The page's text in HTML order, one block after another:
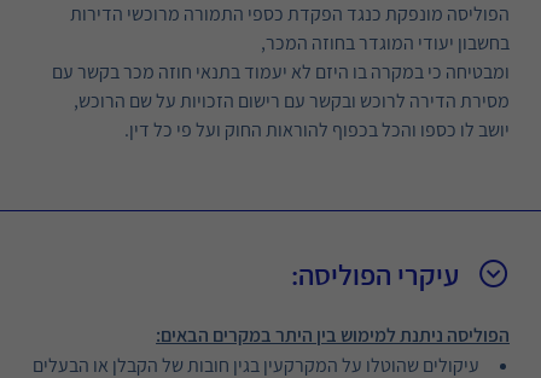
הפוליסה מונפקת כנגד הפקדת כספי התמורה מרוכשי הדירות
בחשבון יעודי המוגדר בחוזה המכר,
ומבטיחה כי במקרה בו היזם לא יעמוד בתנאי חוזה מכר בקשר עם
מסירת הדירה לרוכש ובקשר עם רישום הזכויות על שם הרוכש,
יושב לו כספו והכל בכפוף להוראות החוק ועל פי כל דין.
עיקרי הפוליסה:
הפוליסה ניתנת למימוש בין היתר במקרים הבאים:
עיקולים שהוטלו על המקרקעין בגין חובות של הקבלן או הבעלים